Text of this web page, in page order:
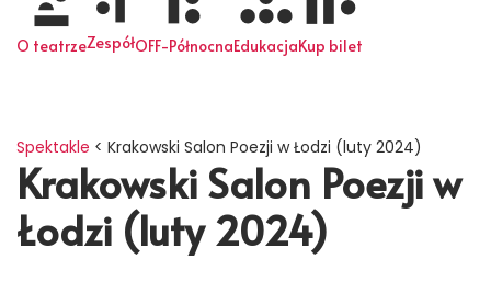
O teatrzeZespółOFF-PółnocnaEdukacjaKup bilet
Spektakle < Krakowski Salon Poezji w Łodzi (luty 2024)
Krakowski Salon Poezji w
Łodzi (luty 2024)